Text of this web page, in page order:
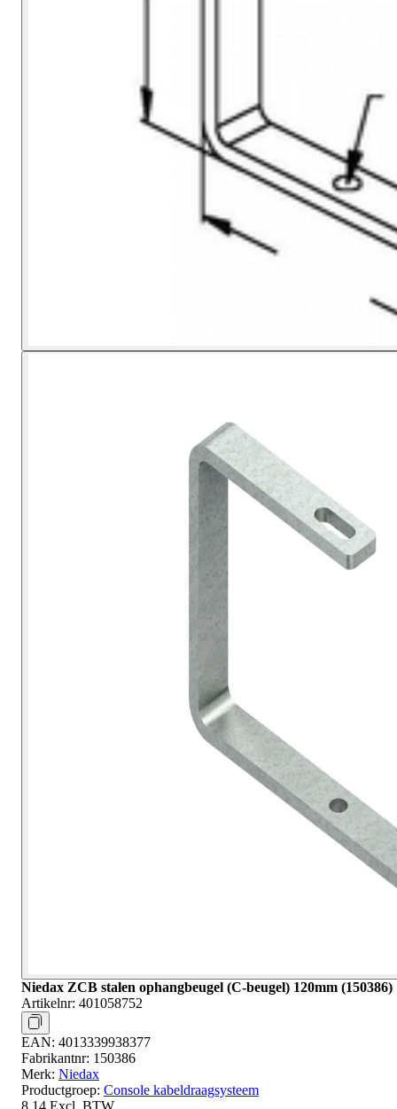
Niedax ZCB stalen ophangbeugel (C-beugel) 120mm (150386)
Artikelnr: 401058752
EAN: 4013339938377
Fabrikantnr: 150386
Merk: Niedax
Productgroep: Console kabeldraagsysteem
8,14 Excl. BTW